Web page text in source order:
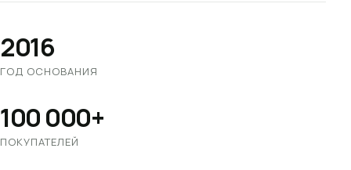
2016
ГОД ОСНОВАНИЯ
100 000+
ПОКУПАТЕЛЕЙ